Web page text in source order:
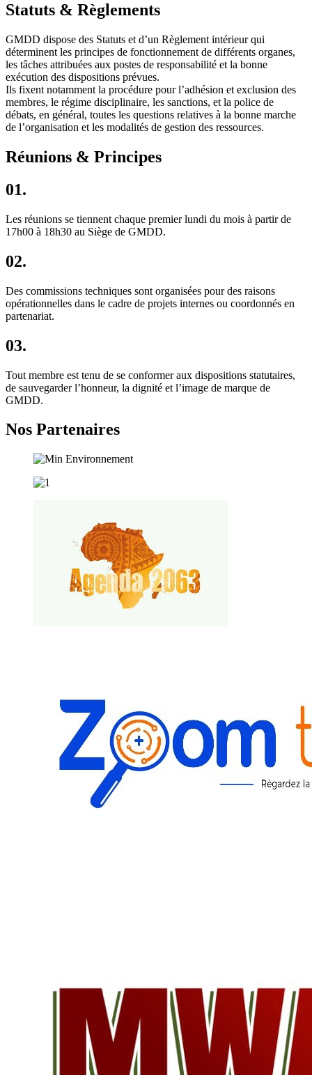
Statuts & Règlements
GMDD dispose des Statuts et d’un Règlement intérieur qui
déterminent les principes de fonctionnement de différents organes,
les tâches attribuées aux postes de responsabilité et la bonne
exécution des dispositions prévues.
Ils fixent notamment la procédure pour l’adhésion et exclusion des
membres, le régime disciplinaire, les sanctions, et la police de
débats, en général, toutes les questions relatives à la bonne marche
de l’organisation et les modalités de gestion des ressources.
Réunions & Principes
01.
Les réunions se tiennent chaque premier lundi du mois à partir de
17h00 à 18h30 au Siège de GMDD.
02.
Des commissions techniques sont organisées pour des raisons
opérationnelles dans le cadre de projets internes ou coordonnés en
partenariat.
03.
Tout membre est tenu de se conformer aux dispositions statutaires,
de sauvegarder l’honneur, la dignité et l’image de marque de
GMDD.
Nos Partenaires